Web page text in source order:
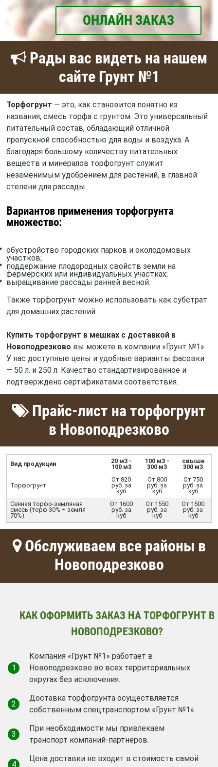
ОНЛАЙН ЗАКАЗ
Рады вас видеть на нашем
сайте Грунт №1
Торфогрунт — это, как становится понятно из
названия, смесь торфа с грунтом. Это универсальный
питательный состав, обладающий отличной
пропускной способностью для воды и воздуха. А
благодаря большому количеству питательных
веществ и минералов торфогрунт служит
незаменимым удобрением для растений, в главной
степени для рассады.
Вариантов применения торфогрунта
множество:
обустройство городских парков и околодомовых
участков;
поддержание плодородных свойств земли на
фермерских или индивидуальных участках;
выращивание рассады ранней весной.
Также торфогрунт можно использовать как субстрат
для домашних растений.
Купить торфогрунт в мешках с доставкой в
Новоподрезково вы можете в компании «Грунт №1».
У нас доступные цены и удобные варианты фасовки
— 50 л. и 250 л. Качество стандартизированное и
подтверждено сертификатами соответствия.
Прайс-лист на торфогрунт
в Новоподрезково
Вид продукции
20 м3 -
100 м3
100 м3 -
300 м3
свыше
300 м3
Торфогрунт
От 820
руб. за
куб
От 800
руб. за
куб
От 750
руб. за
куб
Сеяная торфо-земляная
смесь (торф 30% + земля
70%)
От 1600
руб. за
куб
От 1550
руб. за
куб
От 1500
руб. за
куб
Обслуживаем все районы в
Новоподрезково
КАК ОФОРМИТЬ ЗАКАЗ НА ТОРФОГРУНТ В
НОВОПОДРЕЗКОВО?
1
Компания «Грунт №1» работает в
Новоподрезково во всех территориальных
округах без исключения.
2
Доставка торфогрунта осуществляется
собственным спецтранспортом «Грунт №1».
3
При необходимости мы привлекаем
транспорт компаний-партнеров.
4
Цена доставки не входит в стоимость самой